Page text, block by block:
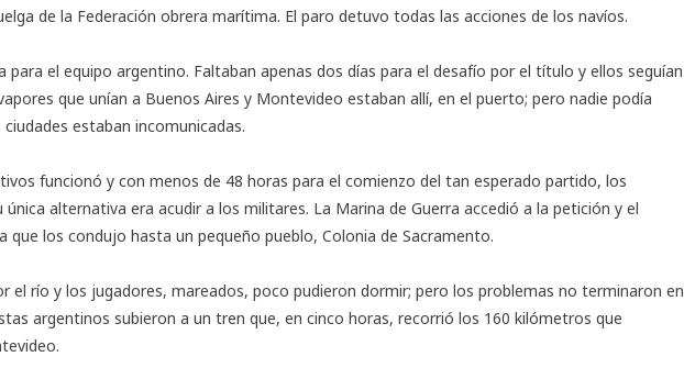
de la Federación obrera marítima. El paro detuvo todas las acciones de los navíos.
para el equipo argentino. Faltaban apenas dos días para el desafío por el título y ellos seguían
que unían a Buenos Aires y Montevideo estaban allí, en el puerto; pero nadie podía
estaban incomunicadas.
funcionó y con menos de 48 horas para el comienzo del tan esperado partido, los
alternativa era acudir a los militares. La Marina de Guerra accedió a la petición y el
que los condujo hasta un pequeño pueblo, Colonia de Sacramento.
el río y los jugadores, mareados, poco pudieron dormir; pero los problemas no terminaron en
argentinos subieron a un tren que, en cinco horas, recorrió los 160 kilómetros que